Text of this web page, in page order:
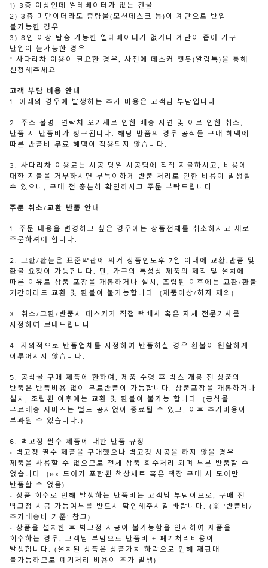
1) 3층 이상인데 엘레베이터가 없는 건물
2) 3층 미만이더라도 중량물(모션데스크 등)이 계단으로 반입
불가능한 경우
3) 8인 이상 탑승 가능한 엘레베이터가 없거나 계단이 좁아 가구
반입이 불가능한 경우
* 사다리차 이용이 필요한 경우, 사전에 데스커 챗봇(알림톡)을 통해
신청해주세요.
고객 부담 비용 안내
1. 아래의 경우에 발생하는 추가 비용은 고객님 부담입니다.
2. 주소 불명, 연락처 오기재로 인한 배송 지연 및 이로 인한 취소,
반품 시 반품비가 청구됩니다. 해당 반품의 경우 공식몰 구매 혜택에
따른 반품비 무료 혜택이 적용되지 않습니다.
3. 사다리차 이용료는 시공 당일 시공팀에 직접 지불하시고, 비용에
대한 지불을 거부하시면 부득이하게 반품 처리로 인한 비용이 발생될
수 있으니, 구매 전 충분히 확인하시고 주문 부탁드립니다.
주문 취소/교환 반품 안내
1. 주문 내용을 변경하고 싶은 경우에는 상품전체를 취소하시고 새로
주문하셔야 합니다.
2. 교환/환불은 표준약관에 의거 상품인도후 7일 이내에 교환,반품 및
환불 요청이 가능합니다. 단, 가구의 특성상 제품의 제작 및 설치에
따른 이유로 상품 포장을 개봉하거나 설치, 조립된 이후에는 교환/환불
기간이라도 교환 및 환불이 불가능합니다. (제품이상/하자 제외)
3. 취소/교환/반품시 데스커가 직접 택배사 혹은 자체 전문기사를
지정하여 보내드립니다.
4. 자의적으로 반품업체를 지정하여 반품하실 경우 환불이 원활하게
이루어지지 않습니다.
5. 공식몰 구매 제품에 한하여, 제품 수령 후 박스 개봉 전 상품의
반품은 반품비용 없이 무료반품이 가능합니다. 상품포장을 개봉하거나
설치, 조립된 이후에는 교환 및 환불이 불가능 합니다. (공식몰
무료배송 서비스는 별도 공지없이 종료될 수 있고, 이후 추가비용이
부과될 수 있습니다.)
6. 벽고정 필수 제품에 대한 반품 규정
- 벽고정 필수 제품을 구매했으나 벽고정 시공을 하지 않을 경우
제품을 사용할 수 없으므로 전체 상품 회수처리 되며 부분 반품할 수
없습니다. (ex.도어가 포함된 책상세트 혹은 책장 구매 시 도어만
반품할 수 없음)
- 상품 회수로 인해 발생하는 반품비는 고객님 부담이므로, 구매 전
벽고정 시공 가능여부를 반드시 확인해주시길 바랍니다. (※ '반품비/
추가배송비 기준' 참고)
- 상품을 설치한 후 벽고정 시공이 불가능함을 인지하여 제품을
회수하는 경우, 고객님 부담으로 반품비 + 폐기처리비용이
발생합니다. (설치된 상품은 상품가치 하락으로 인해 재판매
불가능하므로 폐기처리 비용이 추가 발생)